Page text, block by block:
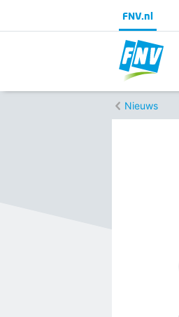
FNV.nl
Nieuws